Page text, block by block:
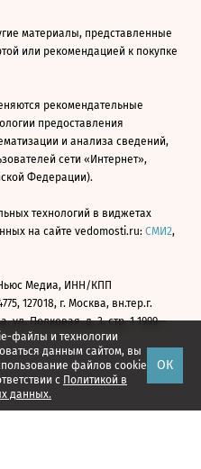
файлы и технологии
данным сайтом, вы
файлов cookie
с Политикой в
данных.
ОК
материалы, представленные
или рекомендацией к покупке
рекомендательные
предоставления
и анализа сведений,
сети «Интернет»,
Федерации).
технологий в виджетах
на сайте vedomosti.ru: СМИ2,
Медиа, ИНН/КПП
127018, г. Москва, вн.тер.г.
ул. Полковая, д. 3, стр. 1 1999—